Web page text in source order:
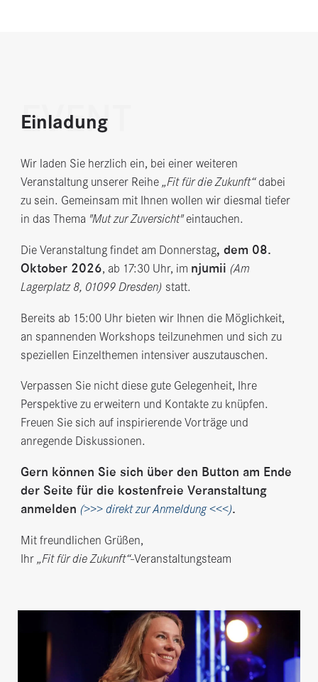
EVENT
Einladung
Wir laden Sie herzlich ein, bei einer weiteren
Veranstaltung unserer Reihe „Fit für die Zukunft“dabei
zu sein. Gemeinsam mit Ihnen wollen wir diesmal tiefer
in das Thema "Mut zur Zuversicht"eintauchen.
Die Veranstaltung findet am Donnerstag, dem 08.
Oktober 2026, ab 17:30 Uhr, im njumii (Am
Lagerplatz 8, 01099 Dresden) statt.
Bereits ab 15:00 Uhr bieten wir Ihnen die Möglichkeit,
an spannenden Workshops teilzunehmen und sich zu
speziellen Einzelthemen intensiver auszutauschen.
Verpassen Sie nicht diese gute Gelegenheit, Ihre
Perspektive zu erweitern und Kontakte zu knüpfen.
Freuen Sie sich auf inspirierende Vorträge und
anregende Diskussionen.
Gern können Sie sich über den Button am Ende
der Seite für die kostenfreie Veranstaltung
anmelden (>>> direkt zur Anmeldung <<<).
Mit freundlichen Grüßen,
Ihr „Fit für die Zukunft“-Veranstaltungsteam